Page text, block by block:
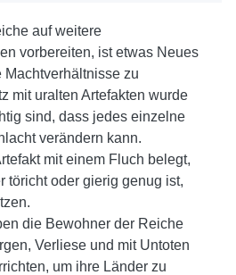
auf weitere
vorbereiten, ist etwas Neues
zu
mit uralten Artefakten wurde
sind, dass jedes einzelne
verändern kann.
mit einem Fluch belegt,
töricht oder gierig genug ist,
die Bewohner der Reiche
Verliese und mit Untoten
um ihre Länder zu